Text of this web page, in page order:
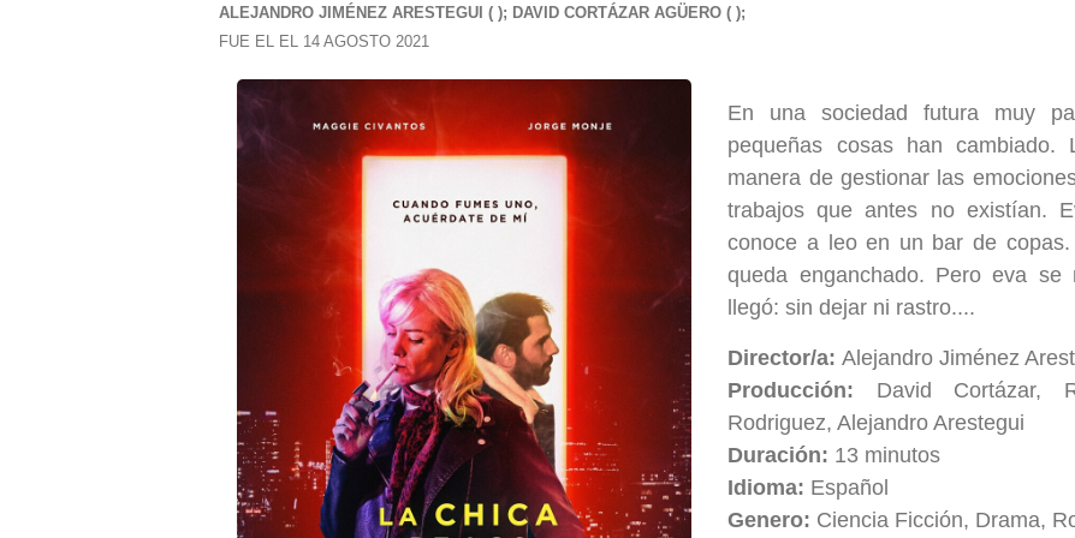
ALEJANDRO JIMÉNEZ ARESTEGUI ( ); DAVID CORTÁZAR AGÜERO ( );
FUE EL EL 14 AGOSTO 2021
En una sociedad futura muy
pequeñas cosas han
manera de gestionar las
trabajos que antes no existían.
conoce a leo en un bar de
queda enganchado. Pero eva se
llegó: sin dejar ni rastro....
Director/a:Alejandro Jiménez
Producción: David Cortázar,
Rodriguez, Alejandro Arestegui
Duración: 13 minutos
Idioma: Español
Genero: Ciencia Ficción, Drama,